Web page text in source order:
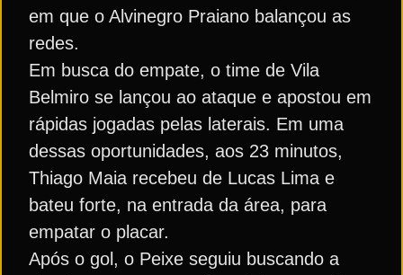
em que o Alvinegro Praiano balançou as
redes.
Em busca do empate, o time de Vila
Belmiro se lançou ao ataque e apostou em
rápidas jogadas pelas laterais. Em uma
dessas oportunidades, aos 23 minutos,
Thiago Maia recebeu de Lucas Lima e
bateu forte, na entrada da área, para
empatar o placar.
Após o gol, o Peixe seguiu buscando a